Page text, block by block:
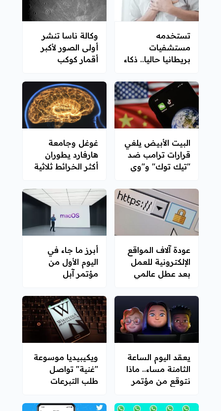
تستخدمه
مستشفيات
بريطانيا حاليا.. ذكاء
بالنوبات القلبية
قبل وقوعها
وكالة ناسا تنشر
أولى الصور لأكبر
أقمار كوكب
البيت الأبيض يلغي
قرارات ترامب ضد
"تيك توك" و"وي
غوغل وجامعة
هارفارد يطوران
أكثر الخرائط ثلاثية
للدماغ البشري
عودة آلاف المواقع
الإلكترونية للعمل
بعد عطل عالمي
أبرز ما جاء في
اليوم الأول من
مؤتمر آبل
2021
يعقد اليوم الساعة
الثامنة مساء.. ماذا
نتوقع من مؤتمر
ويكيبيديا موسوعة
"غنية" تواصل
طلب التبرعات